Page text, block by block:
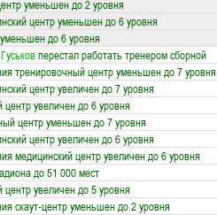
уменьшен до 2 уровня
центр уменьшен до 6 уровня
до 6 уровня
перестал работать тренером сборной
тренировочный центр уменьшен до 7 уровня
центр увеличен до 7 уровня
увеличен до 6 уровня
центр уменьшен до 7 уровня
центр увеличен до 6 уровня
медицинский центр увеличен до 6 уровня
до 51 000 мест
увеличен до 5 уровня
скаут-центр уменьшен до 2 уровня